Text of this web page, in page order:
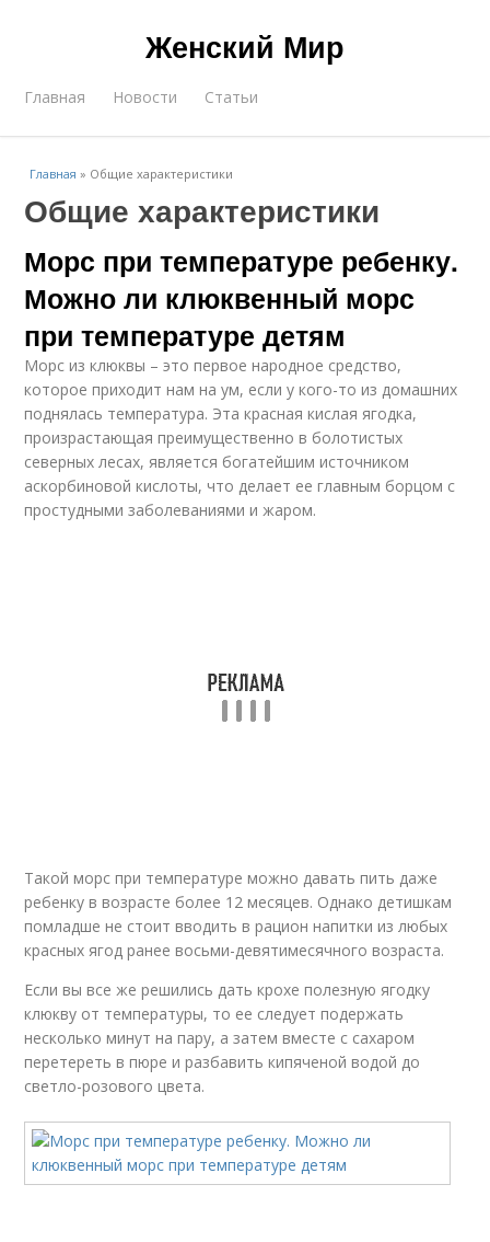
Женский Мир
Главная Новости Статьи
Главная » Общие характеристики
Общие характеристики
Морс при температуре ребенку.
Можно ли клюквенный морс
при температуре детям
Морс из клюквы – это первое народное средство,
которое приходит нам на ум, если у кого-то из домашних
поднялась температура. Эта красная кислая ягодка,
произрастающая преимущественно в болотистых
северных лесах, является богатейшим источником
аскорбиновой кислоты, что делает ее главным борцом с
простудными заболеваниями и жаром.
Такой морс при температуре можно давать пить даже
ребенку в возрасте более 12 месяцев. Однако детишкам
помладше не стоит вводить в рацион напитки из любых
красных ягод ранее восьми-девятимесячного возраста.
Если вы все же решились дать крохе полезную ягодку
клюкву от температуры, то ее следует подержать
несколько минут на пару, а затем вместе с сахаром
перетереть в пюре и разбавить кипяченой водой до
светло-розового цвета.